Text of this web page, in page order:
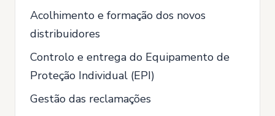
Acolhimento e formação dos novos
distribuidores
Controlo e entrega do Equipamento de
Proteção Individual (EPI)
Gestão das reclamações